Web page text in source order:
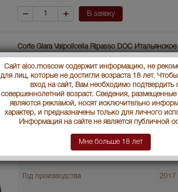
В заявку
Corte Giara Valpolicella Ripasso DOC
Вальполичелла Рипассо ДОК
Страна производства
Объем бутылки 0.75
Градус 13.5
Регионы Италии
Классификация DOC
Год производства 2017
Сайт alco.moscow содержит информацию, не
для лиц, которые не достигли возраста 18 лет.
вход на сайт, Вам необходимо подтвердить
совершеннолетний возраст. Сведения, размещенные
являются рекламой, носят исключительно
характер, и предназначены только для личного
Информация на сайте не является публичной
Мне больше 18 лет